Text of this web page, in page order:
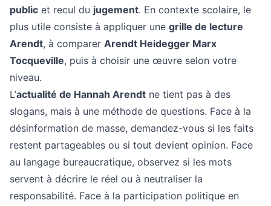
public et recul du jugement. En contexte scolaire, le
plus utile consiste à appliquer une grille de lecture
Arendt, à comparer Arendt Heidegger Marx
Tocqueville, puis à choisir une œuvre selon votre
niveau.
L’actualité de Hannah Arendt ne tient pas à des
slogans, mais à une méthode de questions. Face à la
désinformation de masse, demandez-vous si les faits
restent partageables ou si tout devient opinion. Face
au langage bureaucratique, observez si les mots
servent à décrire le réel ou à neutraliser la
responsabilité. Face à la participation politique en